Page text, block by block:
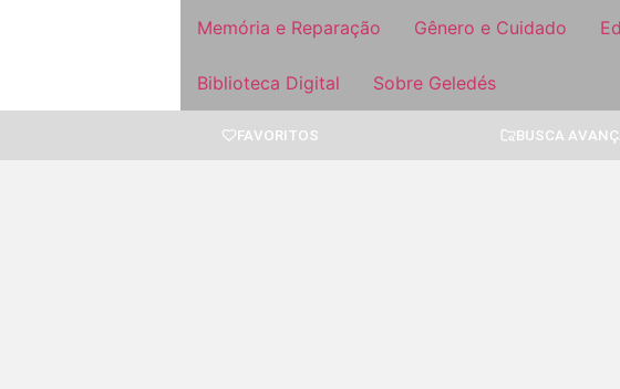
Memória e Reparação Gênero e Cuidado
Biblioteca Digital Sobre Geledés
FAVORITOS BUSCA